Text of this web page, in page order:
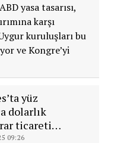
yasa tasarısı,
karşı
kuruluşları bu
ve Kongre’yi
yüz
dolarlık
ticareti…
09:26